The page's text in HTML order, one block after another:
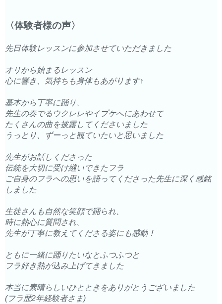
〈体験者様の声〉
先日体験レッスンに参加させていただきました
オリから始まるレッスン
心に響き、気持ちも身体もあがります↑
基本から丁寧に踊り、
先生の奏でるウクレレやイプケへにあわせて
たくさんの曲を披露してくださいました
うっとり、ずーっと観ていたいと思いました
先生がお話しくださった
伝統を大切に受け継いできたフラ
ご自身のフラへの思いを語ってくださった先生に深く感銘
しました
生徒さんも自然な笑顔で踊られ、
時に熱心に質問され、
先生が丁寧に教えてくださる姿にも感動！
ともに一緒に踊りたいなとふつふつと
フラ好き熱が込み上げてきました
本当に素晴らしいひとときをありがとうございました
(フラ歴2年経験者さま)